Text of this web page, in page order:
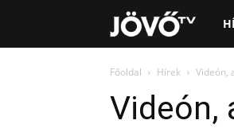
Jövő
TV
Főoldal Hírek Videón,
Videón,